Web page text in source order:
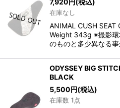
在庫なし
ANIMAL CUSH
Weight 343g ※撮影環
のものと多少異なる
ODYSSEY BIG
BLACK
5,500円(税込)
在庫数 1点